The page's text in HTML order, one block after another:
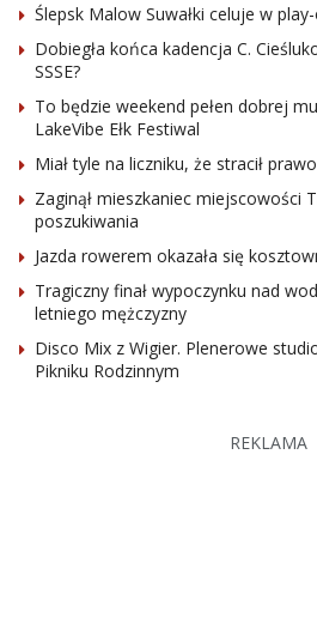
Ślepsk Malow Suwałki celuje w
Dobiegła końca kadencja C.
SSSE?
To będzie weekend pełen dobrej
LakeVibe Ełk Festiwal
Miał tyle na liczniku, że stracił
Zaginął mieszkaniec miejscowości
poszukiwania
Jazda rowerem okazała się
Tragiczny finał wypoczynku nad
letniego mężczyzny
Disco Mix z Wigier. Plenerowe
Pikniku Rodzinnym
REKLAMA